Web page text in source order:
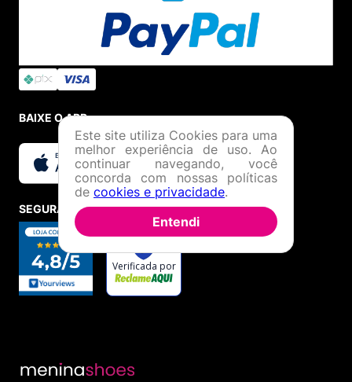
BAIXE O APP
SEGURANÇA E CREDIBILIDADE
Este site utiliza Cookies para uma
melhor experiência de uso. Ao
continuar navegando, você
concorda com nossas políticas
de cookies e privacidade.
Entendi